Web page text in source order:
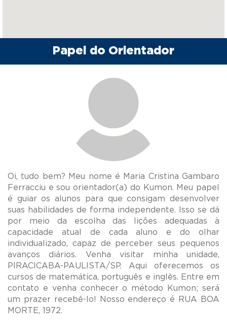
Papel do Orientador
Oi, tudo bem? Meu nome é Maria Cristina Gambaro
Ferracciu e sou orientador(a) do Kumon. Meu papel
é guiar os alunos para que consigam desenvolver
suas habilidades de forma independente. Isso se dá
por meio da escolha das lições adequadas à
capacidade atual de cada aluno e do olhar
individualizado, capaz de perceber seus pequenos
avanços diários. Venha visitar minha unidade,
PIRACICABA-PAULISTA/SP. Aqui oferecemos os
cursos de matemática, português e inglês. Entre em
contato e venha conhecer o método Kumon; será
um prazer recebê-lo! Nosso endereço é RUA BOA